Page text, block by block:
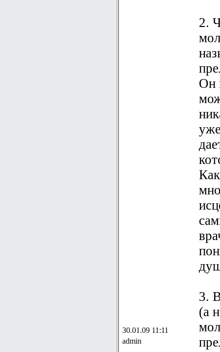
30.01.09 11:11
admin
2.
Он
3.
(а